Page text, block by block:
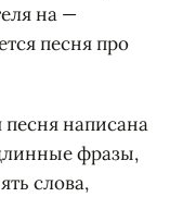
на —
песня про
написана
фразы,
слова,